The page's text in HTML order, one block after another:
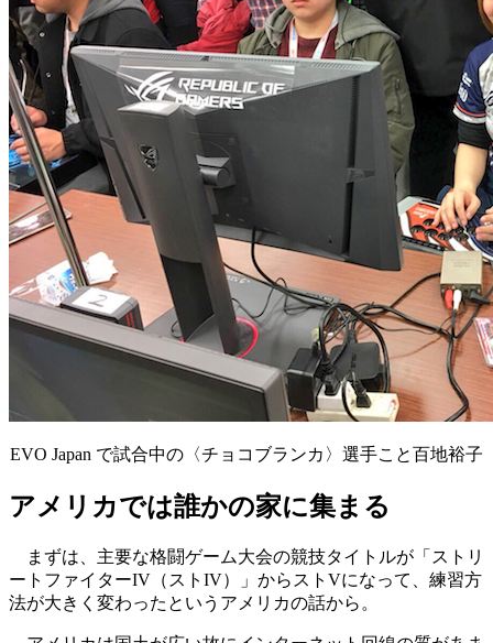
EVO Japan で試合中の〈チョコブランカ〉選手こと百地裕子
アメリカでは誰かの家に集まる
まずは、主要な格闘ゲーム大会の競技タイトルが「ストリ
ートファイターIV（ストIV）」からストVになって、練習方
法が大きく変わったというアメリカの話から。